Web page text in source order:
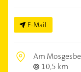
E-Mail
Am
10,5 km